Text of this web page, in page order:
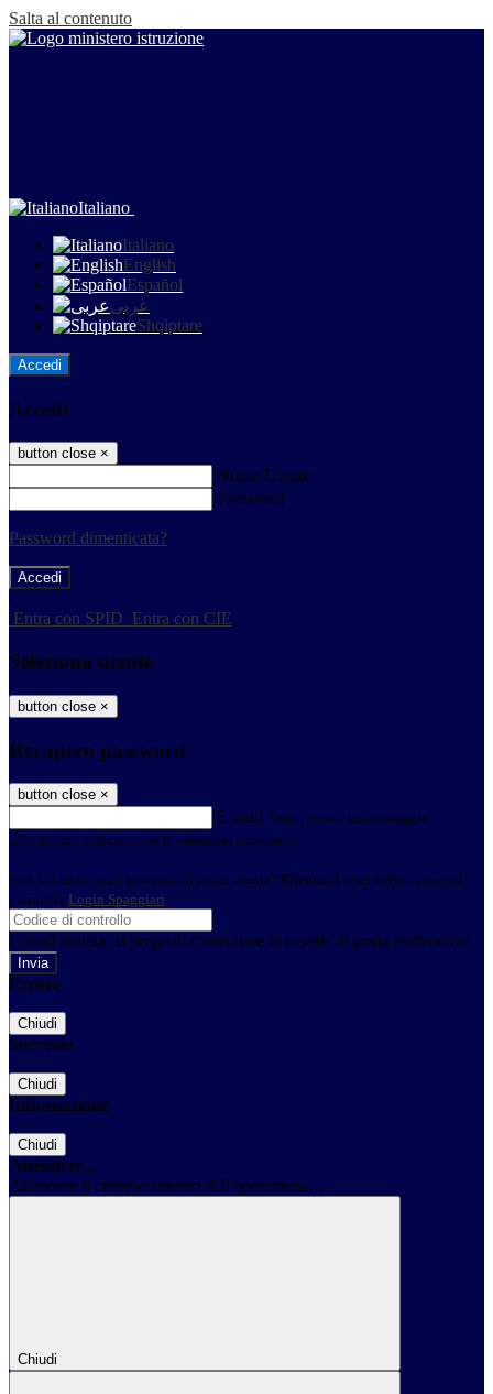
Salta al contenuto
Italiano
Italiano
English
Español
عربى
Shqiptare
Accedi
Accedi
button close ×
Nome Utente
Password
Password dimenticata?
-
Entra con SPID Entra con CIE
Seleziona utente
button close ×
Recupero password
button close ×
E-mail Verrà inviato un messaggio
all'indirizzo indicato con le istruzioni necessarie.
Non hai una e-mail associata al nome utente? Effettua il reset della password
tramite la Login Spaggiari
E-mail inviata, si prega di controllare la casella di posta elettronica!
Errore
Chiudi
Successo
Chiudi
Informazione
Chiudi
Attendere...
Attendere il completamento dell'operazione...
Chiudi